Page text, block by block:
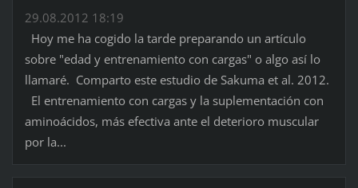
29.08.2012 18:19
Hoy me ha cogido la tarde preparando un artículo
sobre "edad y entrenamiento con cargas" o algo así lo
llamaré. Comparto este estudio de Sakuma et al. 2012.
El entrenamiento con cargas y la suplementación con
aminoácidos, más efectiva ante el deterioro muscular
por la...